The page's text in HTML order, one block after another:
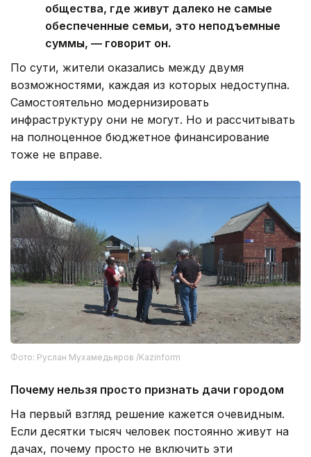
общества, где живут далеко не самые
обеспеченные семьи, это неподъемные
суммы, — говорит он.
По сути, жители оказались между двумя
возможностями, каждая из которых недоступна.
Самостоятельно модернизировать
инфраструктуру они не могут. Но и рассчитывать
на полноценное бюджетное финансирование
тоже не вправе.
Фото: Руслан Мухамедьяров /Kazinform
Почему нельзя просто признать дачи городом
На первый взгляд решение кажется очевидным.
Если десятки тысяч человек постоянно живут на
дачах, почему просто не включить эти